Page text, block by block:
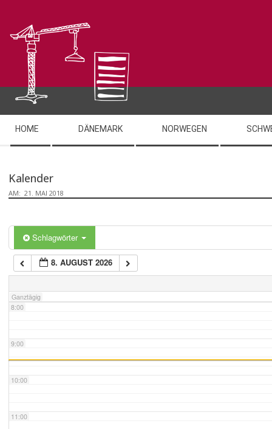
content
Navigation
Menu
HOME DÄNEMARK NORWEGEN
Kalender
AM: 21. MAI 2018
Schlagwörter
8. AUGUST 2026
Ganztägig
2:00
3:00
5:00
7:00
8:00
9:00
10:00
11:00